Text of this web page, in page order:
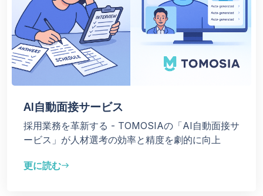
AI自動面接サービス
採用業務を革新する - TOMOSIAの「AI自動面接サ
ービス」が人材選考の効率と精度を劇的に向上
更に読むeast